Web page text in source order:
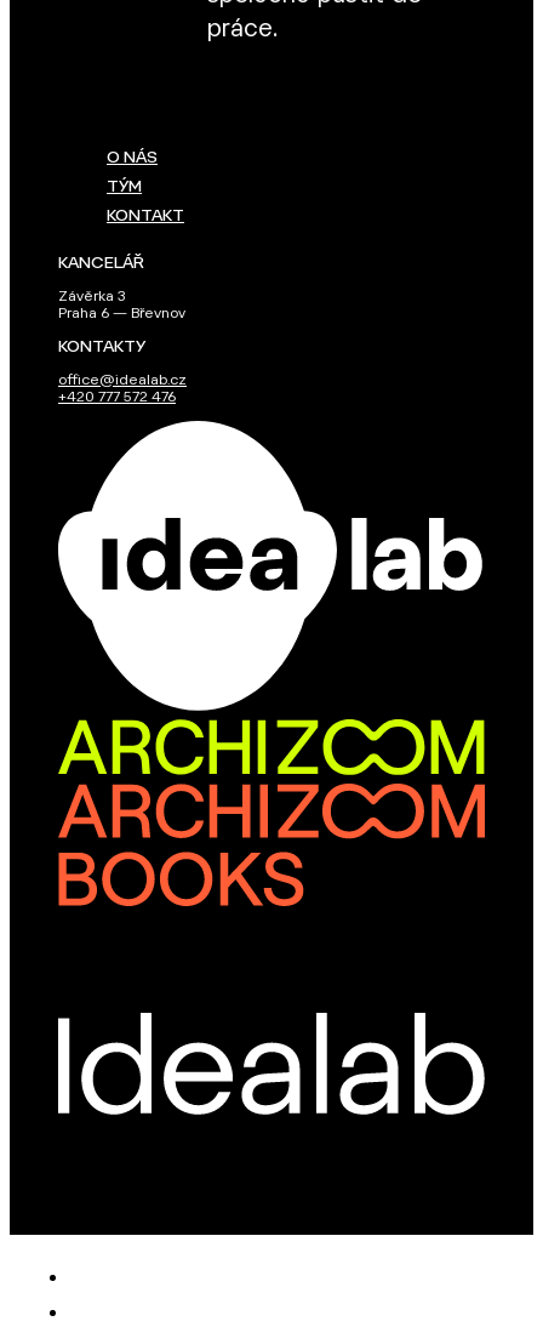
práce.
O NÁS
TÝM
KONTAKT
KANCELÁŘ
Závěrka 3
Praha 6 — Břevnov
KONTAKTY
office@idealab.cz
+420 777 572 476